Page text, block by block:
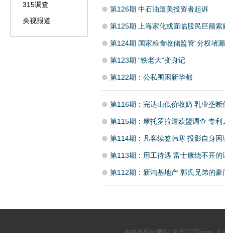
315调查
央视报道
第126期 中石油遭美投资者起诉
第125期 上海家化或面临股民巨额索
第124期 国家粮食收储监管“分权堵漏
第123期 “铁老大”变身记
第122期：公私围困新华都
第116期：完达山低价收奶 乳业垄断
第115期：摩托罗拉遭欧盟调查 专利
第114期：凡客续签韩寒 投影自身困
第113期：用工待遇 富士康绕不开的
第112期：新鸿基地产 郭氏兄弟的豪